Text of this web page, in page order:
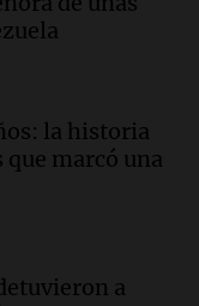
Cayetano
la Cerveza:
de producir
la historia
marcó una
a